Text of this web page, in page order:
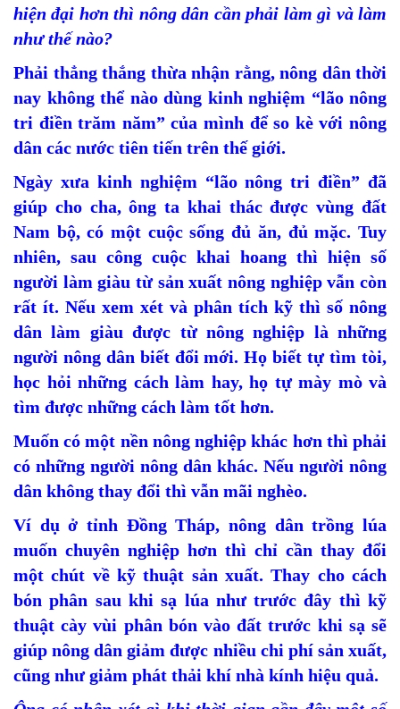
hiện đại hơn thì nông dân cần phải làm gì và làm
như thế nào?
Phải thẳng thắng thừa nhận rằng, nông dân thời
nay không thể nào dùng kinh nghiệm “lão nông
tri điền trăm năm” của mình để so kè với nông
dân các nước tiên tiến trên thế giới.
Ngày xưa kinh nghiệm “lão nông tri điền” đã
giúp cho cha, ông ta khai thác được vùng đất
Nam bộ, có một cuộc sống đủ ăn, đủ mặc. Tuy
nhiên, sau công cuộc khai hoang thì hiện số
người làm giàu từ sản xuất nông nghiệp vẫn còn
rất ít. Nếu xem xét và phân tích kỹ thì số nông
dân làm giàu được từ nông nghiệp là những
người nông dân biết đổi mới. Họ biết tự tìm tòi,
học hỏi những cách làm hay, họ tự mày mò và
tìm được những cách làm tốt hơn.
Muốn có một nền nông nghiệp khác hơn thì phải
có những người nông dân khác. Nếu người nông
dân không thay đổi thì vẫn mãi nghèo.
Ví dụ ở tỉnh Đồng Tháp, nông dân trồng lúa
muốn chuyên nghiệp hơn thì chỉ cần thay đổi
một chút về kỹ thuật sản xuất. Thay cho cách
bón phân sau khi sạ lúa như trước đây thì kỹ
thuật cày vùi phân bón vào đất trước khi sạ sẽ
giúp nông dân giảm được nhiều chi phí sản xuất,
cũng như giảm phát thải khí nhà kính hiệu quả.